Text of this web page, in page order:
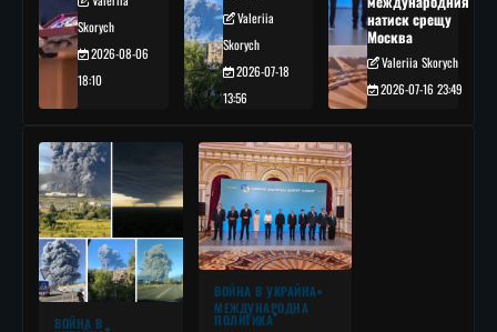
Skorych
2026-08-06
18:10
Valeriia
Skorych
2026-07-18
13:56
натиск срещу
Москва
Valeriia Skorych
2026-07-16 23:49
ВОЙНА В
ВОЙНА В УКРАЙНА
МЕЖДУНАРОДНА
ПОЛИТИКА